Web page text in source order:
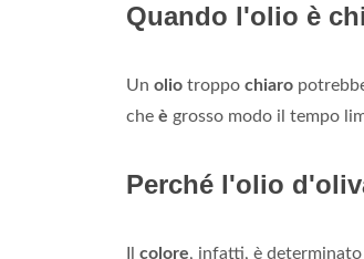
Quando l'olio è
Un olio troppo chiaro
che è grosso modo il tempo
Perché l'olio
colore, infatti, è